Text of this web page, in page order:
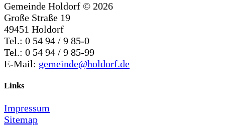
Gemeinde Holdorf © 2026
Große Straße 19
49451 Holdorf
Tel.: 0 54 94 / 9 85-0
Tel.: 0 54 94 / 9 85-99
E-Mail: gemeinde@holdorf.de
Links
Impressum
Sitemap